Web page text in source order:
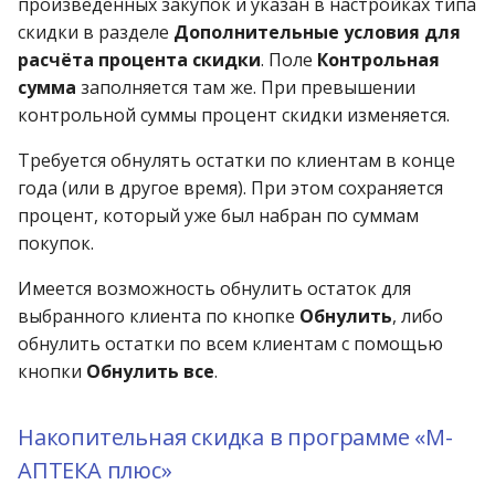
2023)
Реестр документов
Реестр документов
розничного склада
поставщика
Реестр розничных цен
Справка о
ТО
Статотчёт по группам
Формы 7-МЗ, 11-МЗ
операции»
Модуль «Торговые
технологии»
Работа с остатками
Работа со сроками
годности
Работа с фасовкой
товара
Справочники
Услуги
Учет кассовых операций
данных
скидки в разделе Дополнительные условия для
расчёта процента скидки. Поле Контрольная
сумма заполняется там же. При превышении
контрольной суммы процент скидки изменяется.
Требуется обнулять остатки по клиентам в конце
года (или в другое время). При этом сохраняется
процент, который уже был набран по суммам
покупок.
Имеется возможность обнулить остаток для
выбранного клиента по кнопке Обнулить, либо
обнулить остатки по всем клиентам с помощью
кнопки Обнулить все.
Накопительная скидка в программе «М-
АПТЕКА плюс»